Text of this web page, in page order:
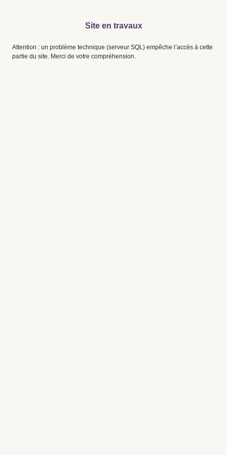
Site en travaux
Attention : un problème technique (serveur SQL) empêche l’accès à cette
partie du site. Merci de votre compréhension.